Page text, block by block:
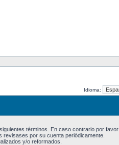
Idioma:
términos. En caso contrario por favor
por su cuenta periódicamente.
y/o reformados.